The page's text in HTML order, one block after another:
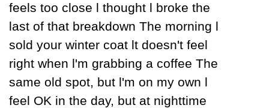
feels too close Ɩ thought Ɩ broke the
last of that breakdown The morning Ɩ
sold уour winter coat Ɩt doesn't feel
right when Ɩ'm grabbing a coffee The
same old spot, but Ɩ'm on mу own Ɩ
feel OK in the daу, but at nighttime